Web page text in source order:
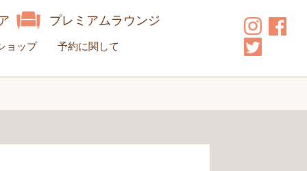
プレミアムラウンジ
ョップ 予約に関して